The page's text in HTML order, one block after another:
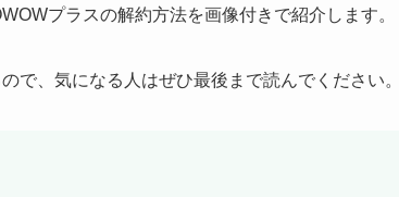
プラスの解約方法を画像付きで紹介します。
で、気になる人はぜひ最後まで読んでください